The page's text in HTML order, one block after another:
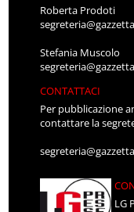
Roberta Prodoti
Stefania Muscolo
CONTATTACI
Per pubblicazione
contattare la
LG